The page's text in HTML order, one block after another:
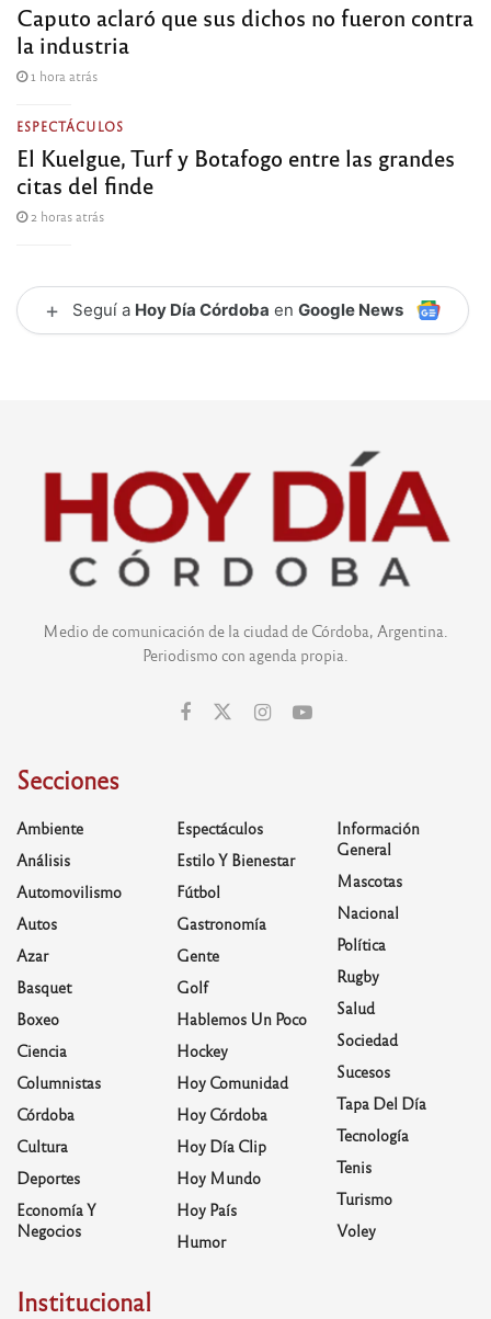
Caputo aclaró que sus dichos no fueron contra
la industria
1 hora atrás
ESPECTÁCULOS
El Kuelgue, Turf y Botafogo entre las grandes
citas del finde
2 horas atrás
+ Seguí a Hoy Día Córdoba en Google News
Medio de comunicación de la ciudad de Córdoba, Argentina.
Periodismo con agenda propia.
Secciones
Ambiente
Análisis
Automovilismo
Autos
Azar
Basquet
Boxeo
Ciencia
Columnistas
Córdoba
Cultura
Deportes
Economía Y
Negocios
Espectáculos
Estilo Y Bienestar
Fútbol
Gastronomía
Gente
Golf
Hablemos Un Poco
Hockey
Hoy Comunidad
Hoy Córdoba
Hoy Día Clip
Hoy Mundo
Hoy País
Humor
Información
General
Mascotas
Nacional
Política
Rugby
Salud
Sociedad
Sucesos
Tapa Del Día
Tecnología
Tenis
Turismo
Voley
Institucional